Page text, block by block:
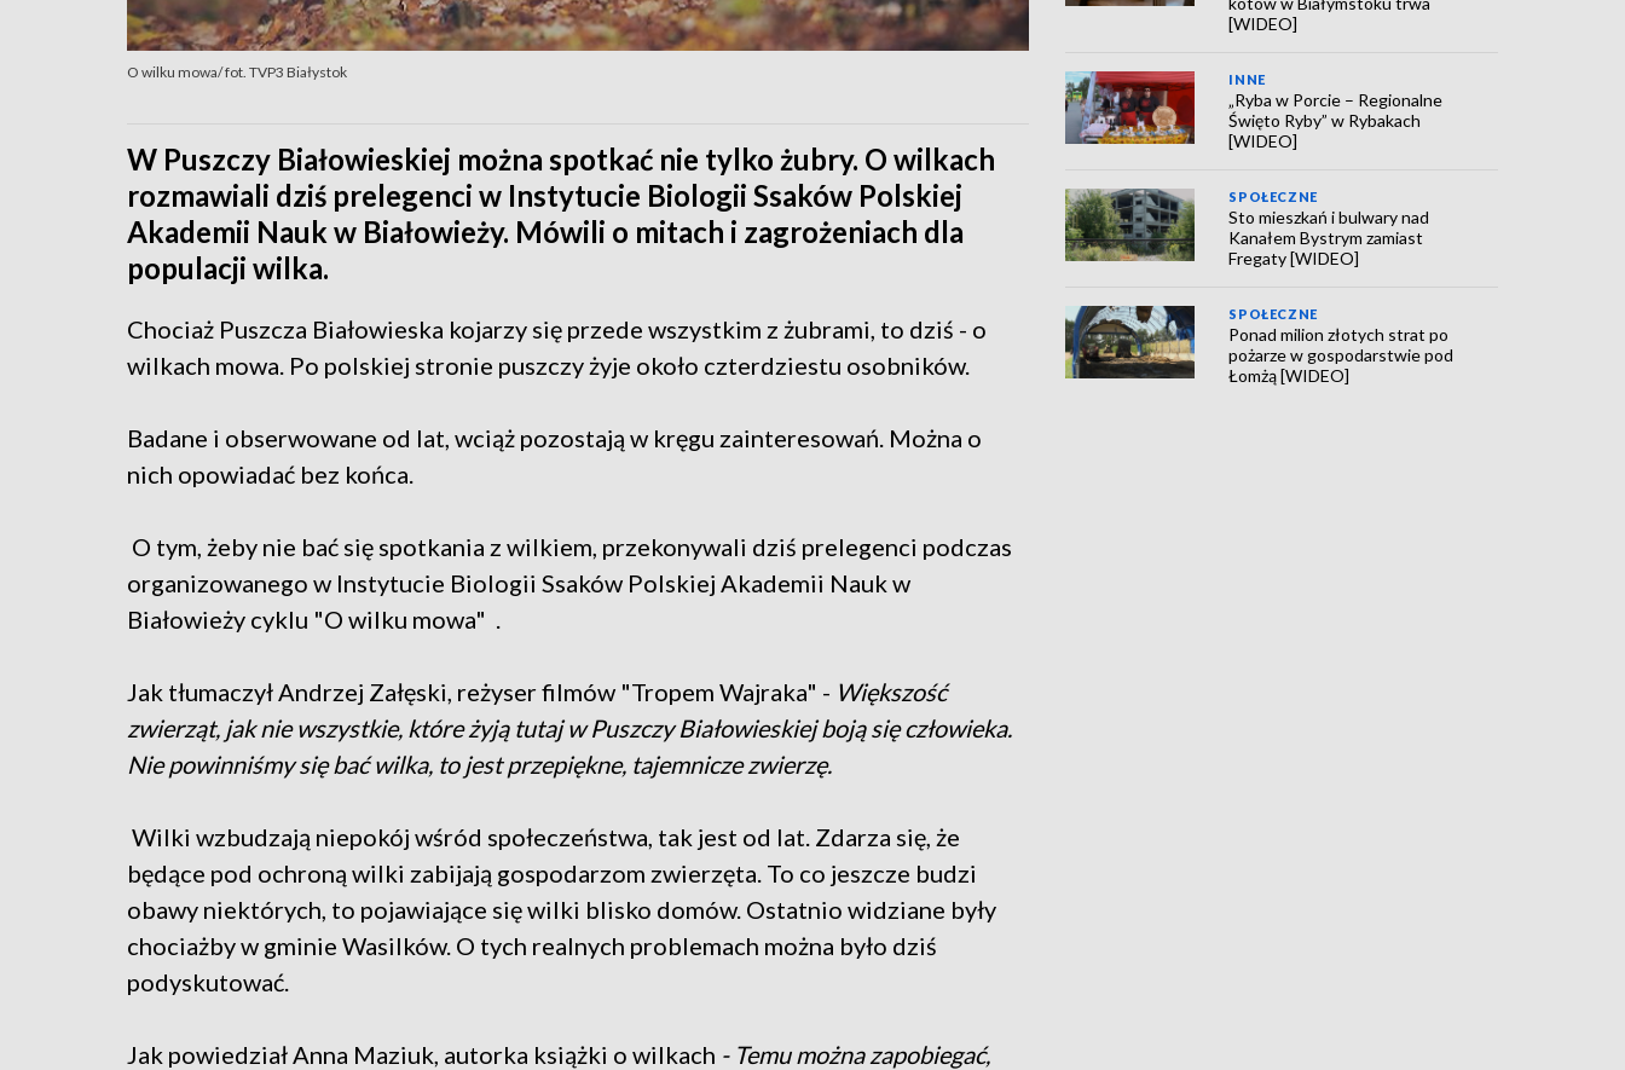
O wilku mowa/ fot. TVP3 Białystok
W Puszczy Białowieskiej można spotkać nie tylko żubry. O wilkach
rozmawiali dziś prelegenci w Instytucie Biologii Ssaków Polskiej
Akademii Nauk w Białowieży. Mówili o mitach i zagrożeniach dla
populacji wilka.
Chociaż Puszcza Białowieska kojarzy się przede wszystkim z żubrami, to dziś - o
wilkach mowa. Po polskiej stronie puszczy żyje około czterdziestu osobników.
Badane i obserwowane od lat, wciąż pozostają w kręgu zainteresowań. Można o
nich opowiadać bez końca.
O tym, żeby nie bać się spotkania z wilkiem, przekonywali dziś prelegenci podczas
organizowanego w Instytucie Biologii Ssaków Polskiej Akademii Nauk w
Białowieży cyklu "O wilku mowa" .
Jak tłumaczył Andrzej Załęski, reżyser filmów "Tropem Wajraka" - Większość
zwierząt, jak nie wszystkie, które żyją tutaj w Puszczy Białowieskiej boją się człowieka.
Nie powinniśmy się bać wilka, to jest przepiękne, tajemnicze zwierzę.
Wilki wzbudzają niepokój wśród społeczeństwa, tak jest od lat. Zdarza się, że
będące pod ochroną wilki zabijają gospodarzom zwierzęta. To co jeszcze budzi
obawy niektórych, to pojawiające się wilki blisko domów. Ostatnio widziane były
chociażby w gminie Wasilków. O tych realnych problemach można było dziś
podyskutować.
Jak powiedział Anna Maziuk, autorka książki o wilkach - Temu można zapobiegać,
[WIDEO]
INNE
„Ryba w Porcie – Regionalne
Święto Ryby” w Rybakach
[WIDEO]
SPOŁECZNE
Sto mieszkań i bulwary nad
Kanałem Bystrym zamiast
Fregaty [WIDEO]
SPOŁECZNE
Ponad milion złotych strat po
pożarze w gospodarstwie pod
Łomżą [WIDEO]